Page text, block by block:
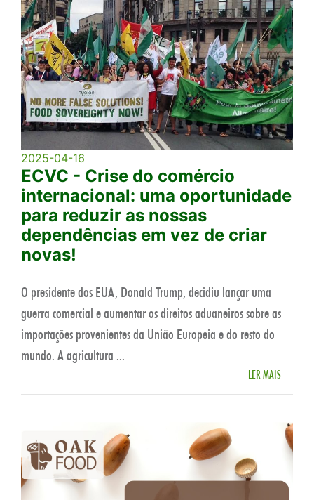
2025-04-16
ECVC - Crise do comércio
internacional: uma oportunidade
para reduzir as nossas
dependências em vez de criar
novas!
O presidente dos EUA, Donald Trump, decidiu lançar uma
guerra comercial e aumentar os direitos aduaneiros sobre as
importações provenientes da União Europeia e do resto do
mundo. A agricultura ...
LER MAIS